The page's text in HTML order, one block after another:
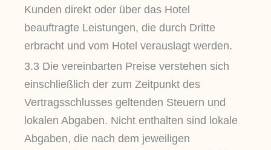
Kunden direkt oder über das Hotel
beauftragte Leistungen, die durch Dritte
erbracht und vom Hotel verauslagt werden.
3.3 Die vereinbarten Preise verstehen sich
einschließlich der zum Zeitpunkt des
Vertragsschlusses geltenden Steuern und
lokalen Abgaben. Nicht enthalten sind lokale
Abgaben, die nach dem jeweiligen